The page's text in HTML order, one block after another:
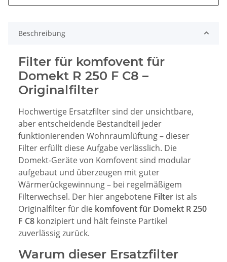
Beschreibung
Filter für komfovent für
Domekt R 250 F C8 –
Originalfilter
Hochwertige Ersatzfilter sind der unsichtbare,
aber entscheidende Bestandteil jeder
funktionierenden Wohnraumlüftung – dieser
Filter erfüllt diese Aufgabe verlässlich. Die
Domekt-Geräte von Komfovent sind modular
aufgebaut und überzeugen mit guter
Wärmerückgewinnung – bei regelmäßigem
Filterwechsel. Der hier angebotene Filter ist als
Originalfilter für die komfovent für Domekt R 250
F C8 konzipiert und hält feinste Partikel
zuverlässig zurück.
Warum dieser Ersatzfilter